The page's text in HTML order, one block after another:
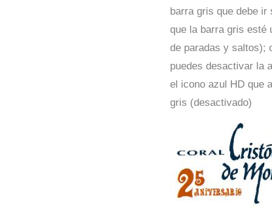
barra gris que debe
que la barra gris esté
de paradas y saltos);
puedes desactivar la
el icono azul HD que
gris (desactivado)